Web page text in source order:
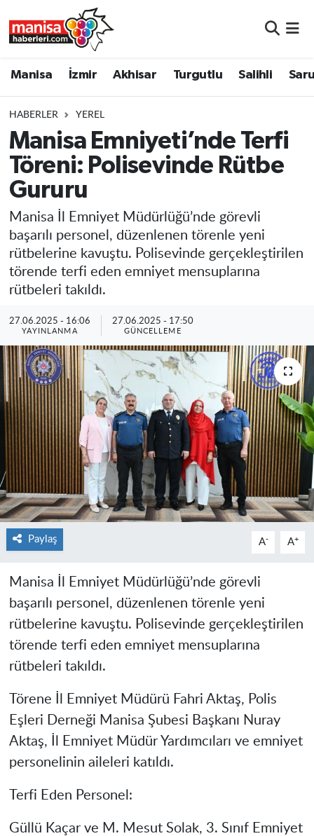
Manisa İzmir Akhisar Turgutlu Salihli
HABERLER YEREL
Manisa Emniyeti’nde Terfi
Töreni: Polisevinde Rütbe
Gururu
Manisa İl Emniyet Müdürlüğü’nde görevli
başarılı personel, düzenlenen törenle yeni
rütbelerine kavuştu. Polisevinde gerçekleştirilen
törende terfi eden emniyet mensuplarına
rütbeleri takıldı.
27.06.2025 - 16:06
YAYINLANMA
27.06.2025 - 17:50
GÜNCELLEME
Paylaş A- A+
Manisa İl Emniyet Müdürlüğü’nde görevli
başarılı personel, düzenlenen törenle yeni
rütbelerine kavuştu. Polisevinde gerçekleştirilen
törende terfi eden emniyet mensuplarına
rütbeleri takıldı.
Törene İl Emniyet Müdürü Fahri Aktaş, Polis
Eşleri Derneği Manisa Şubesi Başkanı Nuray
Aktaş, İl Emniyet Müdür Yardımcıları ve emniyet
personelinin aileleri katıldı.
Terfi Eden Personel:
Güllü Kaçar ve M. Mesut Solak, 3. Sınıf Emniyet
Turgutlu
Salihli
Saruhanlı
Soma
Manisa Nöbetçi Eczaneler
Manisa Trafik Yoğunluk Haritası
Süper Lig Puan Durumu ve Fikstür
Tüm Manşetler
Son Dakika Haberleri